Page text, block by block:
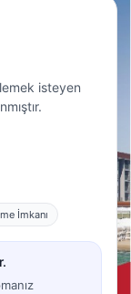
isteyen
İmkanı